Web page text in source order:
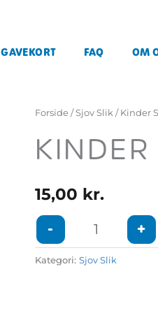
GAVEKORT FAQ OM
Forside /Sjov Slik / Kinder
15,00 kr.
Kinder Surprise 20g.
- +
Kategori: Sjov Slik